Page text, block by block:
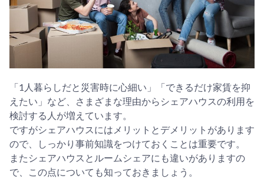
「1人暮らしだと災害時に心細い」「できるだけ家賃を抑
えたい」など、さまざまな理由からシェアハウスの利用を
検討する人が増えています。
ですがシェアハウスにはメリットとデメリットがあります
ので、しっかり事前知識をつけておくことは重要です。
またシェアハウスとルームシェアにも違いがありますの
で、この点についても知っておきましょう。